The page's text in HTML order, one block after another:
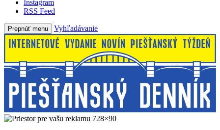
Instagram
RSS Feed
Prepnúť menu Vyhľadávanie